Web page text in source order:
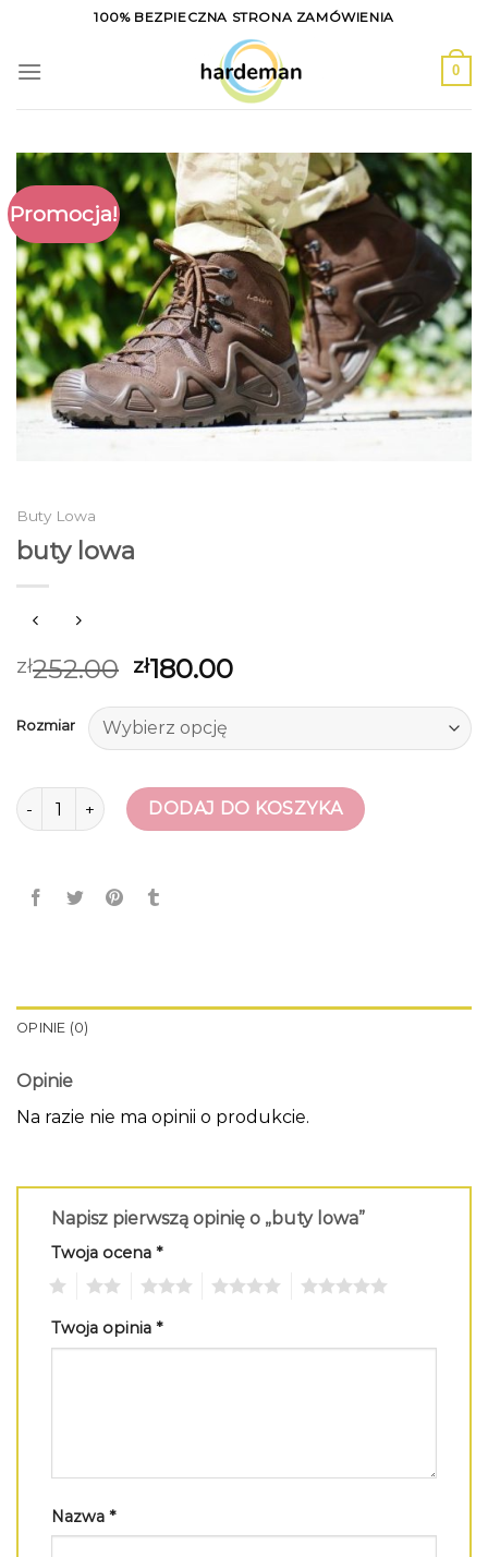
content
100% BEZPIECZNA STRONA ZAMÓWIENIA
0
Promocja!
Buty Lowa
buty lowa
zł252.00 zł180.00
Rozmiar
ilość buty lowa DODAJ DO KOSZYKA
OPINIE (0)
Opinie
Na razie nie ma opinii o produkcie.
Napisz pierwszą opinię o „buty lowa”
Twoja ocena *
Twoja opinia *
Nazwa *